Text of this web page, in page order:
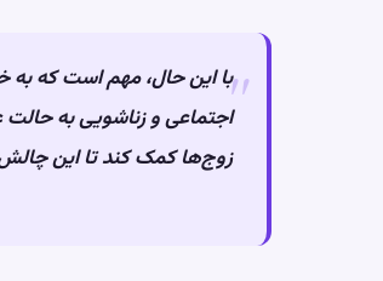
با این حال، مهم است که به
اجتماعی و زناشویی به حالت
زوج‌ها کمک کند تا این